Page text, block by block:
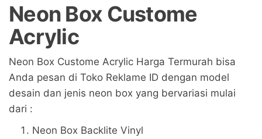
Neon Box Custome
Acrylic
Neon Box Custome Acrylic Harga Termurah bisa
Anda pesan di Toko Reklame ID dengan model
desain dan jenis neon box yang bervariasi mulai
dari :
Neon Box Backlite Vinyl